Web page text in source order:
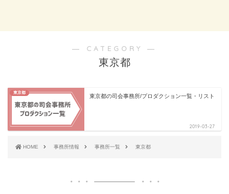
― CATEGORY ―
東京都
東京都
東京都の司会事務所/プロダクション一覧・リスト
2019-03-27
HOME 事務所情報 事務所一覧 東京都